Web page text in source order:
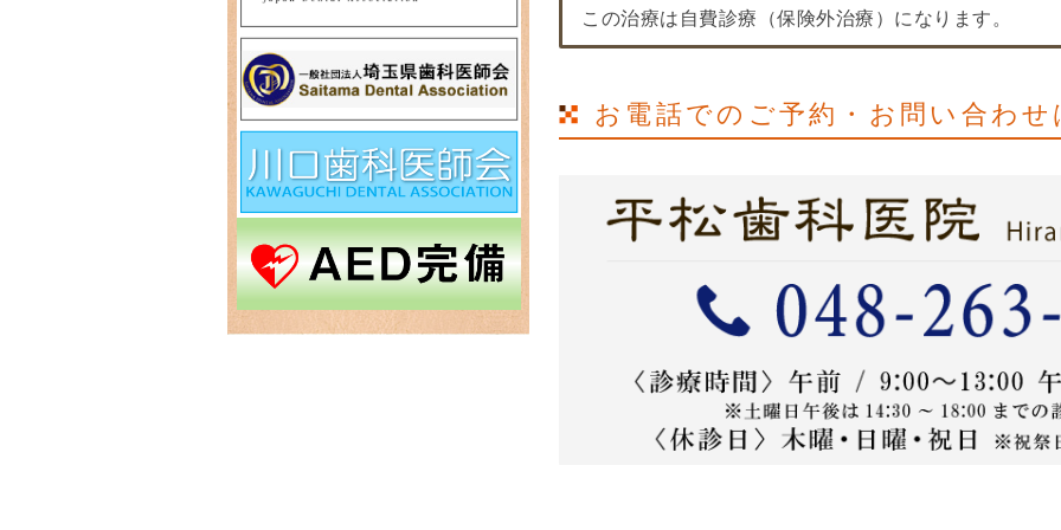
この治療は自費診療（保険外治療）になります。
お電話でのご予約・お問い合わ